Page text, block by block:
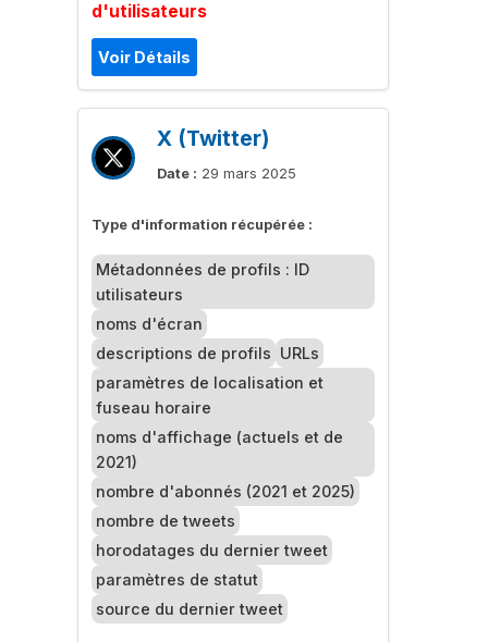
d'utilisateurs
Voir Détails
X (Twitter)
Date : 29 mars 2025
Type d'information récupérée :
Métadonnées de profils : ID
utilisateurs
noms d'écran
descriptions de profils URLs
paramètres de localisation et
fuseau horaire
noms d'affichage (actuels et de
2021)
nombre d'abonnés (2021 et 2025)
nombre de tweets
horodatages du dernier tweet
paramètres de statut
source du dernier tweet